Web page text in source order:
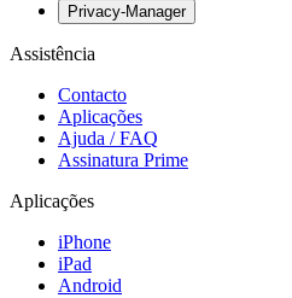
Privacy-Manager
Assistência
Contacto
Aplicações
Ajuda / FAQ
Assinatura Prime
Aplicações
iPhone
iPad
Android